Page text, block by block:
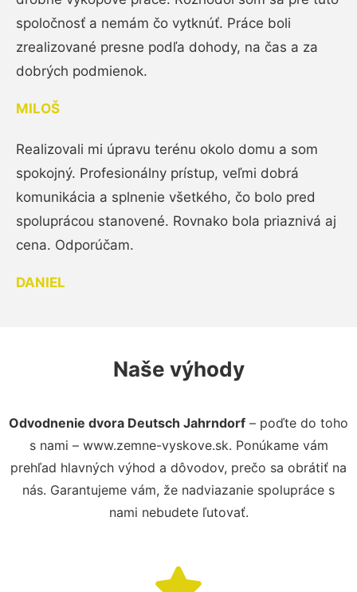
spoločnosť a nemám čo vytknúť. Práce boli
zrealizované presne podľa dohody, na čas a za
dobrých podmienok.
MILOŠ
Realizovali mi úpravu terénu okolo domu a som
spokojný. Profesionálny prístup, veľmi dobrá
komunikácia a splnenie všetkého, čo bolo pred
spoluprácou stanovené. Rovnako bola priaznivá aj
cena. Odporúčam.
DANIEL
Naše výhody
Odvodnenie dvora Deutsch Jahrndorf – poďte do toho
s nami – www.zemne-vyskove.sk. Ponúkame vám
prehľad hlavných výhod a dôvodov, prečo sa obrátiť na
nás. Garantujeme vám, že nadviazanie spolupráce s
nami nebudete ľutovať.